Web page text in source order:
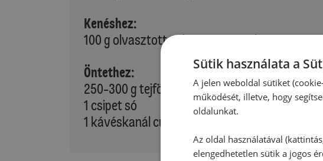
Kenéshez:
100 g olvasztott vaj vagy margarin
Öntethez:
250-300 g tejföl 20 %-os
1 csipet só
1 kávéskanál currypor
Sütik használata a
A jelen weboldal sütiket
működését, illetve, hogy
oldalunkat.
Az oldal használatával
elengedhetetlen sütik a jogos